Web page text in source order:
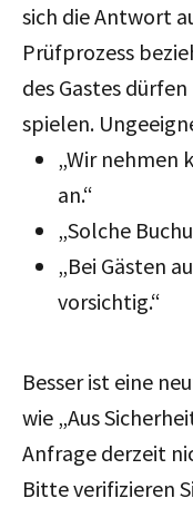
sich die Antwort
Prüfprozess
des Gastes
spielen.
„Wir nehmen
an.“
„Solche
„Bei Gästen
vorsichtig.“
Besser ist eine
wie „Aus
Anfrage derzeit
Bitte verifizieren